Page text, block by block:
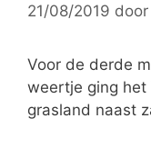
r
e
ë
n
21/08/2019 door
Voor de derde
weertje ging het
grasland naast